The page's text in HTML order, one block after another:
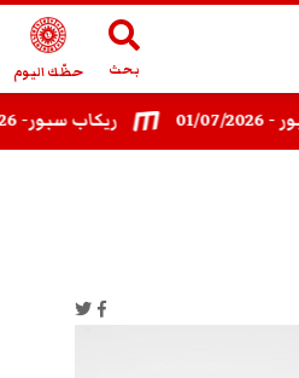
بحث حظّك اليوم
ريكاب سبور- 03/07/2026